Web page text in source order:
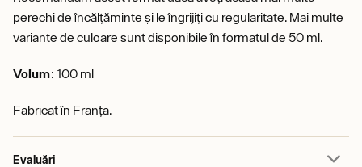
perechi de încălțăminte și le îngrijiți cu regularitate. Mai multe
variante de culoare sunt disponibile în formatul de 50 ml.
Volum: 100 ml
Fabricat în Franța.
Evaluări